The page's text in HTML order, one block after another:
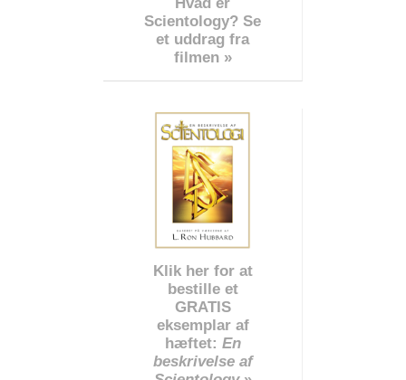
Scientology? Se
et uddrag fra
filmen »
Klik her for at
bestille et
GRATIS
eksemplar af
hæftet: En
beskrivelse af